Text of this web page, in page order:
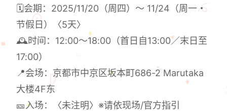
🗓️会期：2025/11/20（周四）〜 11/24（周一・
节假日）〈5天〉
🕰️时间：12:00〜18:00（首日自13:00／末日至
17:00）
📍会场：京都市中京区坂本町686-2 Marutaka
大楼4F东
🎫入场：〈未注明〉※请依现场/官方指引